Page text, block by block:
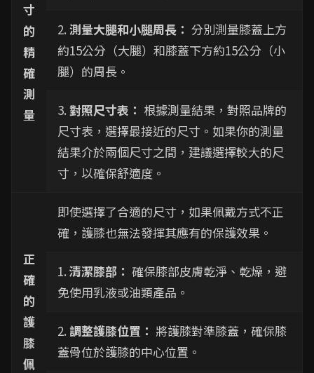
寸
的
精
確
測
量
2. 測量大腿和小腿周長： 分別測量膝蓋上方
約15公分（大腿）和膝蓋下方約15公分（小
腿）的周長。
3. 對照尺寸表： 根據測量結果，對照品牌的
尺寸表，選擇最接近的尺寸。如果你的測量
結果介於兩個尺寸之間，建議選擇較大的尺
寸，以確保舒適度。
正
確
的
護
膝
佩
即使選擇了合適的尺寸，如果佩戴方式不正
確，護膝也無法發揮其應有的保護效果。
1. 清潔膝部： 確保膝部皮膚乾淨、乾燥，避
免使用乳液或油類產品。
2. 調整護膝位置： 將護膝對準膝蓋，確保膝
蓋骨位於護膝的中心位置。